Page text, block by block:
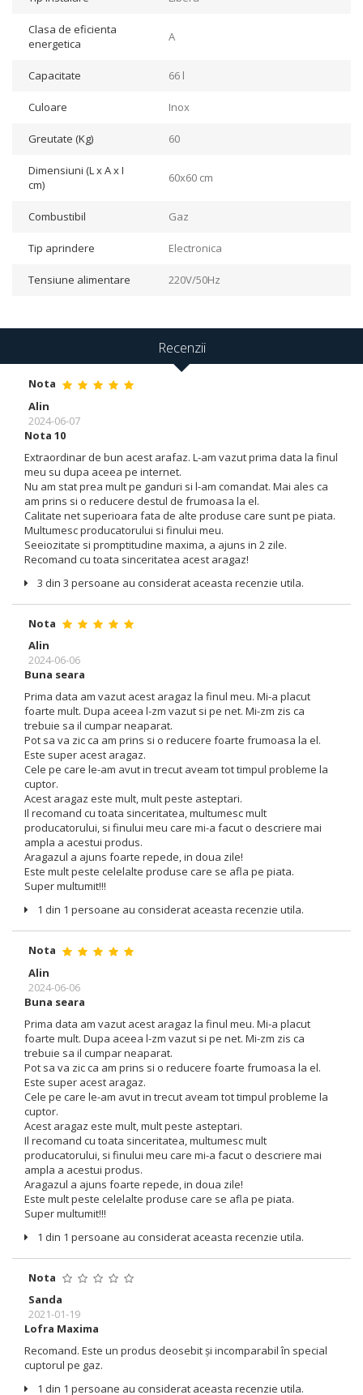
Clasa de eficienta
energetica
A
Capacitate 66 l
Culoare Inox
Greutate (Kg) 60
Dimensiuni (L x A x I
cm)
60x60 cm
Combustibil Gaz
Tip aprindere Electronica
Tensiune alimentare 220V/50Hz
Recenzii
Nota
Alin
2024-06-07
Nota 10
Extraordinar de bun acest arafaz. L-am vazut prima data la finul
meu su dupa aceea pe internet.
Nu am stat prea mult pe ganduri si l-am comandat. Mai ales ca
am prins si o reducere destul de frumoasa la el.
Calitate net superioara fata de alte produse care sunt pe piata.
Multumesc producatorului si finului meu.
Seeiozitate si promptitudine maxima, a ajuns in 2 zile.
Recomand cu toata sinceritatea acest aragaz!
3 din 3 persoane au considerat aceasta recenzie utila.
Nota
Alin
2024-06-06
Buna seara
Prima data am vazut acest aragaz la finul meu. Mi-a placut
foarte mult. Dupa aceea l-zm vazut si pe net. Mi-zm zis ca
trebuie sa il cumpar neaparat.
Pot sa va zic ca am prins si o reducere foarte frumoasa la el.
Este super acest aragaz.
Cele pe care le-am avut in trecut aveam tot timpul probleme la
cuptor.
Acest aragaz este mult, mult peste asteptari.
Il recomand cu toata sinceritatea, multumesc mult
producatorului, si finului meu care mi-a facut o descriere mai
ampla a acestui produs.
Aragazul a ajuns foarte repede, in doua zile!
Este mult peste celelalte produse care se afla pe piata.
Super multumit!!!
1 din 1 persoane au considerat aceasta recenzie utila.
Nota
Alin
2024-06-06
Buna seara
Prima data am vazut acest aragaz la finul meu. Mi-a placut
foarte mult. Dupa aceea l-zm vazut si pe net. Mi-zm zis ca
trebuie sa il cumpar neaparat.
Pot sa va zic ca am prins si o reducere foarte frumoasa la el.
Este super acest aragaz.
Cele pe care le-am avut in trecut aveam tot timpul probleme la
cuptor.
Acest aragaz este mult, mult peste asteptari.
Il recomand cu toata sinceritatea, multumesc mult
producatorului, si finului meu care mi-a facut o descriere mai
ampla a acestui produs.
Aragazul a ajuns foarte repede, in doua zile!
Este mult peste celelalte produse care se afla pe piata.
Super multumit!!!
1 din 1 persoane au considerat aceasta recenzie utila.
Nota
Sanda
2021-01-19
Lofra Maxima
Recomand. Este un produs deosebit și incomparabil în special
cuptorul pe gaz.
1 din 1 persoane au considerat aceasta recenzie utila.